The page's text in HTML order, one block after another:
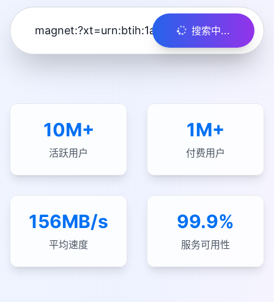
搜索中...
10M+
活跃用户
1M+
付费用户
156MB/s
平均速度
99.9%
服务可用性